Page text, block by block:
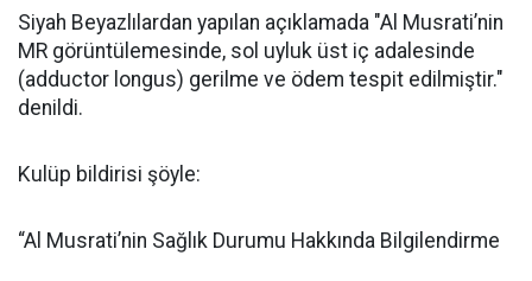
Siyah Beyazlılardan yapılan açıklamada "Al Musrati’nin
MR görüntülemesinde, sol uyluk üst iç adalesinde
(adductor longus) gerilme ve ödem tespit edilmiştir."
denildi.
Kulüp bildirisi şöyle:
“Al Musrati’nin Sağlık Durumu Hakkında Bilgilendirme